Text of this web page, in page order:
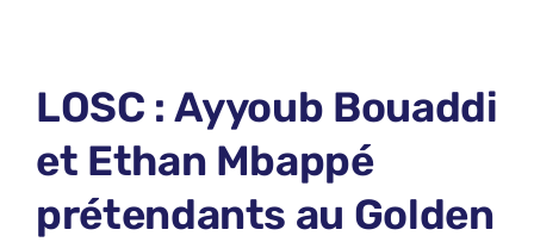
ABONNEMENTS
NOUS CONTACTER
NOUS SUIVRE
LOSC : Ayyoub Bouaddi
et Ethan Mbappé
prétendants au Golden